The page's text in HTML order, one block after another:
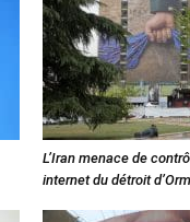
L’Iran menace de
internet du détroit